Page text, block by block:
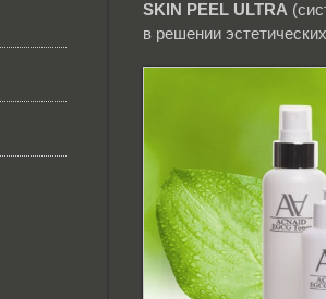
SKIN PEEL ULTRA
в решении